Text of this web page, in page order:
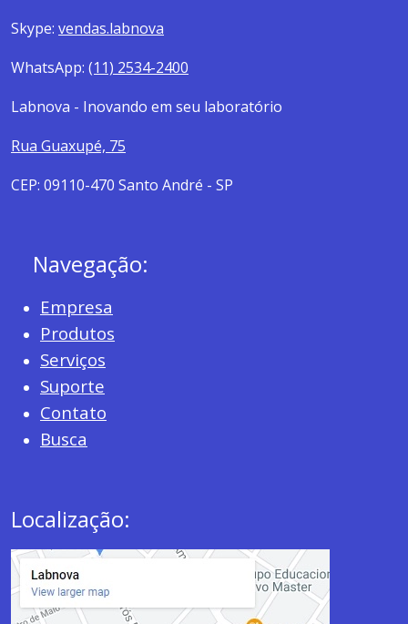
Skype: vendas.labnova
WhatsApp: (11) 2534-2400
Labnova - Inovando em seu laboratório
Rua Guaxupé, 75
CEP: 09110-470 Santo André - SP
Navegação:
Empresa
Produtos
Serviços
Suporte
Contato
Busca
Localização: